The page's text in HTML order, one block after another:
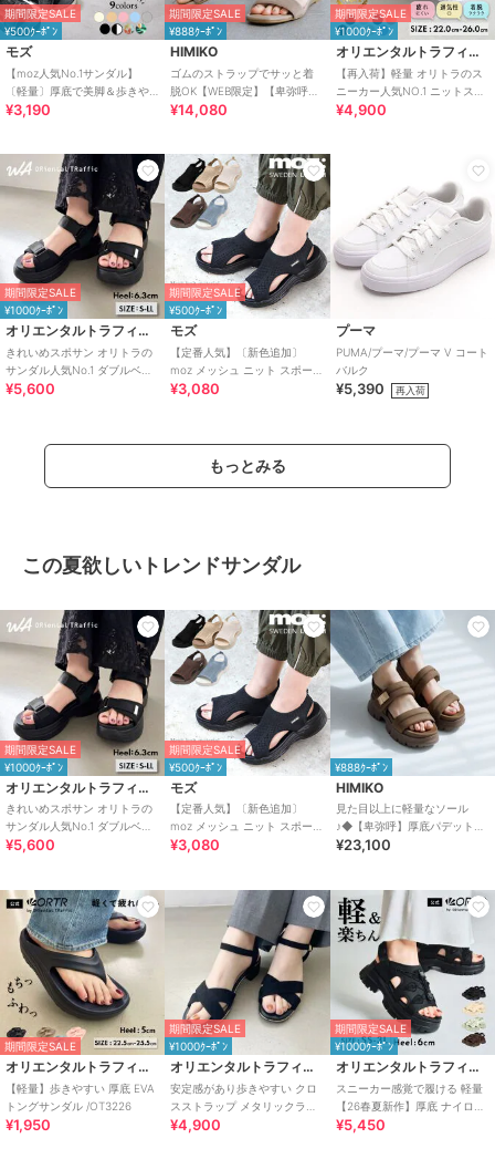
期間限定SALE
¥500ｸｰﾎﾟﾝ
モズ
【moz人気No.1サンダル】
〔軽量〕厚底で美脚＆歩きや
すい！疲れにくいフィット感
¥3,190
期間限定SALE
¥888ｸｰﾎﾟﾝ
HIMIKO
ゴムのストラップでサッと着
脱OK【WEB限定】【卑弥呼
26SS】ゴムストラップサンダ
¥14,080
期間限定SALE
¥1000ｸｰﾎﾟﾝ
オリエンタルトラフィック
【再入荷】軽量 オリトラのス
ニーカー人気NO.1 ニットスニ
ーカー スリッポン /3709
¥4,900
期間限定SALE
¥1000ｸｰﾎﾟﾝ
オリエンタルトラフィック
きれいめスポサン オリトラの
サンダル人気No.1 ダブルベル
ト スポーツサンダル /42207
¥5,600
期間限定SALE
¥500ｸｰﾎﾟﾝ
モズ
【定番人気】〔新色追加〕
moz メッシュ ニット スポーツ
サンダル
¥3,080
プーマ
PUMA/プーマ/プーマ V コート
バルク
¥5,390 再入荷
もっとみる
この夏欲しいトレンドサンダル
期間限定SALE
¥1000ｸｰﾎﾟﾝ
オリエンタルトラフィック
きれいめスポサン オリトラの
サンダル人気No.1 ダブルベル
ト スポーツサンダル /42207
¥5,600
期間限定SALE
¥500ｸｰﾎﾟﾝ
モズ
【定番人気】〔新色追加〕
moz メッシュ ニット スポーツ
サンダル
¥3,080
¥888ｸｰﾎﾟﾝ
HIMIKO
見た目以上に軽量なソール
♪◆【卑弥呼】厚底パデットサ
ンダル/661201
¥23,100
期間限定SALE
オリエンタルトラフィック
【軽量】歩きやすい 厚底 EVA
トングサンダル /OT3226
¥1,950
期間限定SALE
¥1000ｸｰﾎﾟﾝ
オリエンタルトラフィック
安定感があり歩きやすい クロ
スストラップ メタリックライ
ン サンダル /55201
¥4,900
期間限定SALE
¥1000ｸｰﾎﾟﾝ
オリエンタルトラフィック
スニーカー感覚で履ける 軽量
【26春夏新作】厚底 ナイロン
スポーツサンダル /OT3232
¥5,450